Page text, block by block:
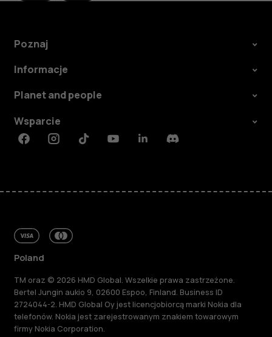
Poznaj
Informacje
Planet and people
Wsparcie
FacebookInstagramTiktokYoutubeLinkedinDiscord
Poland
TM oraz © 2026 HMD Global. Wszelkie prawa zastrzeżone.
Bertel Jungin aukio 9, 02600 Espoo, Finland. Business ID
2724044-2. HMD Global Oy jest licencjobiorcą marki Nokia dla
telefonów. Nokia jest zarejestrowanym znakiem towarowym
firmy Nokia Corporation.